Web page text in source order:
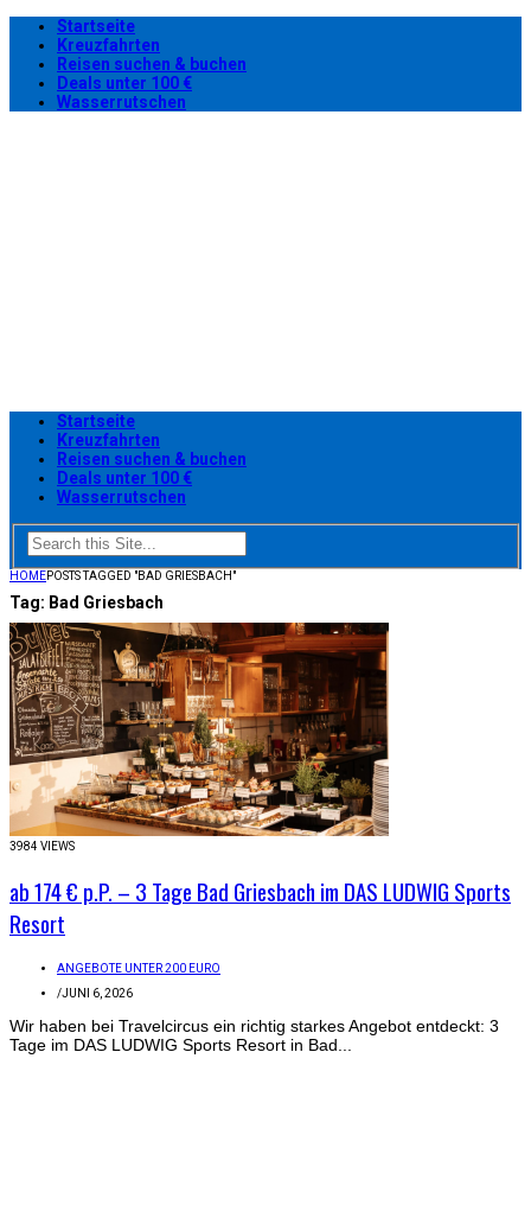
Startseite
Kreuzfahrten
Reisen suchen & buchen
Deals unter 100 €
Wasserrutschen
Startseite
Kreuzfahrten
Reisen suchen & buchen
Deals unter 100 €
Wasserrutschen
HOMEPOSTS TAGGED "BAD GRIESBACH"
Tag: Bad Griesbach
3984 VIEWS
ab 174 € p.P. – 3 Tage Bad Griesbach im DAS LUDWIG Sports
Resort
ANGEBOTE UNTER 200 EURO
/JUNI 6, 2026
Wir haben bei Travelcircus ein richtig starkes Angebot entdeckt: 3
Tage im DAS LUDWIG Sports Resort in Bad...